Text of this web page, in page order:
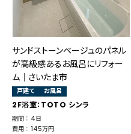
サンドストーンベージュのパネル
が高級感あるお風呂にリフォー
ム｜さいたま市
戸建て お風呂
2F浴室：TOTO シンラ
期間 ： 4日
費用 ： 145万円